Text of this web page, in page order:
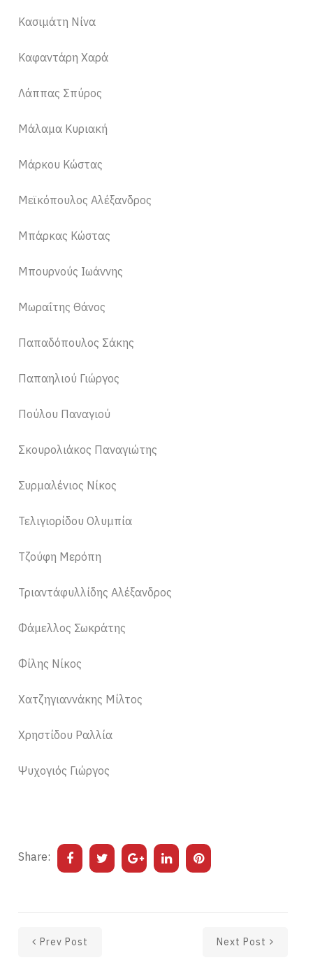
Κασιμάτη Νίνα
Καφαντάρη Χαρά
Λάππας Σπύρος
Μάλαμα Κυριακή
Μάρκου Κώστας
Μεϊκόπουλος Αλέξανδρος
Μπάρκας Κώστας
Μπουρνούς Ιωάννης
Μωραΐτης Θάνος
Παπαδόπουλος Σάκης
Παπαηλιού Γιώργος
Πούλου Παναγιού
Σκουρολιάκος Παναγιώτης
Συρμαλένιος Νίκος
Τελιγιορίδου Ολυμπία
Τζούφη Μερόπη
Τριαντάφυλλίδης Αλέξανδρος
Φάμελλος Σωκράτης
Φίλης Νίκος
Χατζηγιαννάκης Μίλτος
Χρηστίδου Ραλλία
Ψυχογιός Γιώργος
Share:
Prev Post Next Post